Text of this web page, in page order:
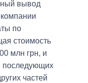
вывод
по
стоимость
млн грн, и
последующих
частей